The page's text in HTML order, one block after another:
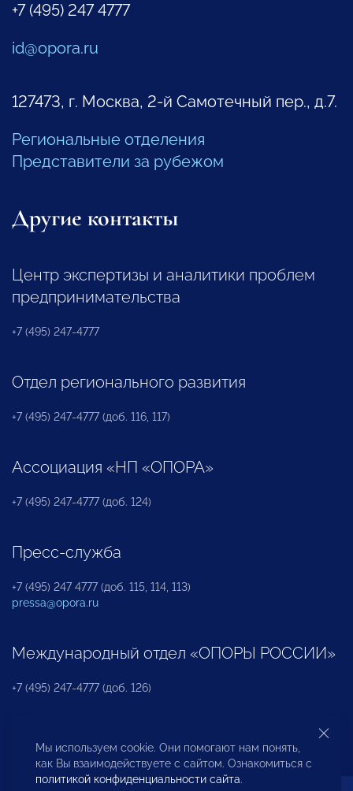
+7 (495) 247 4777
id@opora.ru
127473, г. Москва, 2-й Самотечный пер., д.7.
Региональные отделения
Представители за рубежом
Другие контакты
Центр экспертизы и аналитики проблем
предпринимательства
+7 (495) 247-4777
Отдел регионального развития
+7 (495) 247-4777 (доб. 116, 117)
Ассоциация «НП «ОПОРА»
+7 (495) 247-4777 (доб. 124)
Пресс-служба
+7 (495) 247 4777 (доб. 115, 114, 113)
pressa@opora.ru
Международный отдел «ОПОРЫ РОССИИ»
+7 (495) 247-4777 (доб. 126)
Бюро по защите прав предпринимателей и
инвесторов
Мы используем cookie. Они помогают нам понять,
как Вы взаимодействуете с сайтом. Ознакомиться с
политикой конфиденциальности сайта.